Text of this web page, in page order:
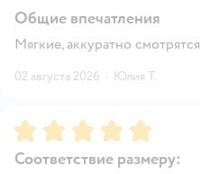
Общие впечатления
Мягкие, аккуратно смотрятся
02 августа 2026 · Юлия Т.
Рейтинг:5
Соответствие размеру: